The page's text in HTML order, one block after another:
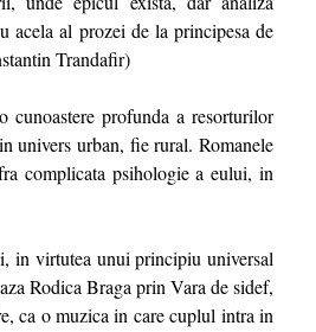
acela al prozei de la principesa de
Trandafir)
cunoastere profunda a resorturilor
univers urban, fie rural. Romanele
complicata psihologie a eului, in
in virtutea unui principiu universal
Rodica Braga prin Vara de sidef,
ca o muzica in care cuplul intra in